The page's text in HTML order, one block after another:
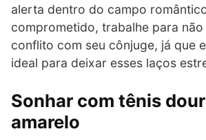
alerta dentro do campo
comprometido, trabalhe para não
conflito com seu cônjuge, já que
ideal para deixar esses laços
Sonhar com tênis
amarelo